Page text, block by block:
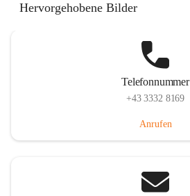
Hervorgehobene Bilder
Telefonnummer
+43 3332 8169
Anrufen